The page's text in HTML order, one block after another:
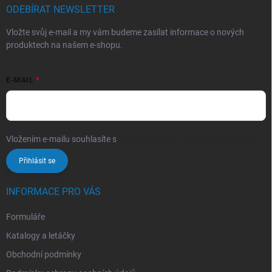
ODEBÍRAT NEWSLETTER
Vložte svůj e-mail a my vám budeme zasílat informace o nových
produktech na našem e-shopu.
E-MAIL
Vložením e-mailu souhlasíte s
Přihlásit se
INFORMACE PRO VÁS
Formuláře
Katalogy a letáčky
Obchodní podmínky